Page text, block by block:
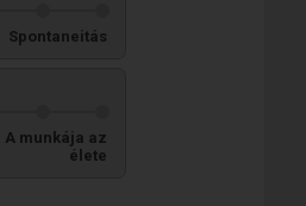
Spontaneitás
A munkája az
élete